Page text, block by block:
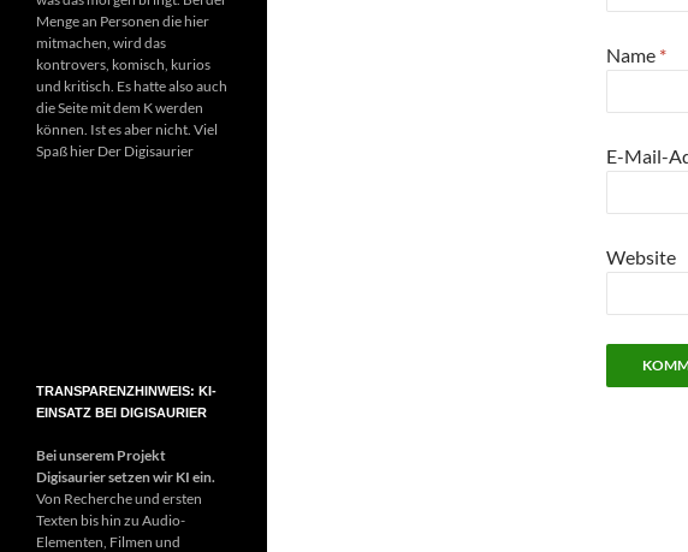
Name *
E-Mail-
Website
Menge an Personen die hier
mitmachen, wird das
kontrovers, komisch, kurios
und kritisch. Es hatte also auch
die Seite mit dem K werden
können. Ist es aber nicht. Viel
Spaß hier Der Digisaurier
TRANSPARENZHINWEIS: KI-
EINSATZ BEI DIGISAURIER
Bei unserem Projekt
Digisaurier setzen wir KI ein.
Von Recherche und ersten
Texten bis hin zu Audio-
Elementen, Filmen und